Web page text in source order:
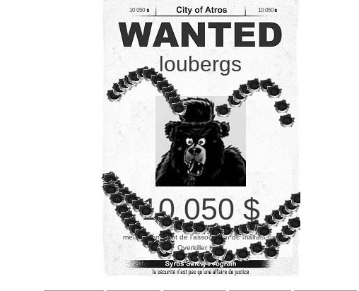
10 050
loubergs
10 050
10 050 $
membre éminent de l’association de malfaiteurs
Overkiller Klub